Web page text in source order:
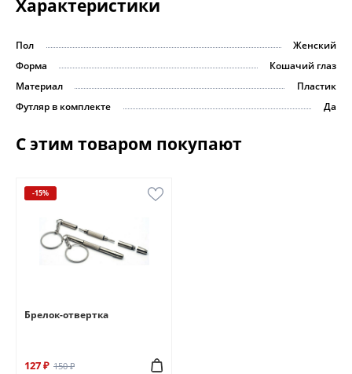
Характеристики
Пол
Женский
Форма
Кошачий глаз
Материал
Пластик
Футляр в комплекте
Да
С этим товаром покупают
-15%
Брелок-отвертка
127 ₽ 150 ₽